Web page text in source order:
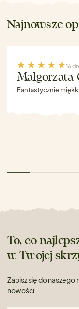
Najnowsze
16
Malgorzata
Fantastycznie
To, co
w Twojej
Zapisz się do
nowości